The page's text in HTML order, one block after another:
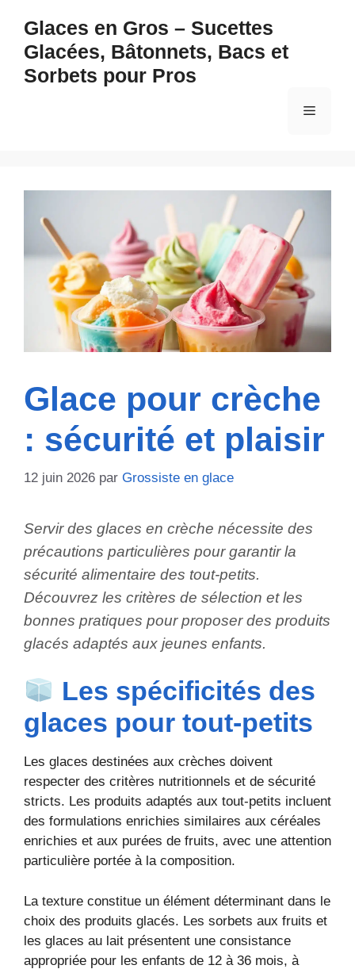
contenu
Glaces en Gros – Sucettes
Glacées, Bâtonnets, Bacs et
Sorbets pour Pros
Menu
Glace pour crèche
: sécurité et plaisir
12 juin 2026 par Grossiste en glace
Servir des glaces en crèche nécessite des
précautions particulières pour garantir la
sécurité alimentaire des tout-petits.
Découvrez les critères de sélection et les
bonnes pratiques pour proposer des produits
glacés adaptés aux jeunes enfants.
Les spécificités des
glaces pour tout-petits
Les glaces destinées aux crèches doivent
respecter des critères nutritionnels et de sécurité
stricts. Les produits adaptés aux tout-petits incluent
des formulations enrichies similaires aux céréales
enrichies et aux purées de fruits, avec une attention
particulière portée à la composition.
La texture constitue un élément déterminant dans le
choix des produits glacés. Les sorbets aux fruits et
les glaces au lait présentent une consistance
appropriée pour les enfants de 12 à 36 mois, à